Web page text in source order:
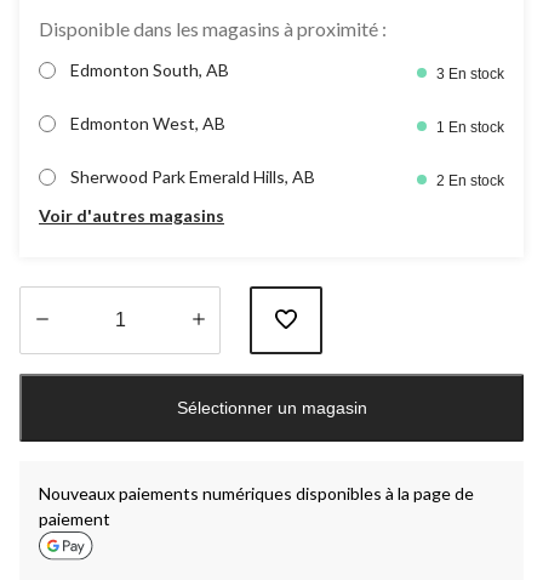
Disponible dans les magasins à proximité :
Edmonton South, AB 3 En stock
Edmonton West, AB 1 En stock
Sherwood Park Emerald Hills, AB 2 En stock
Voir d'autres magasins
jour
Sélectionner un magasin
Nouveaux paiements numériques disponibles à la page de
paiement